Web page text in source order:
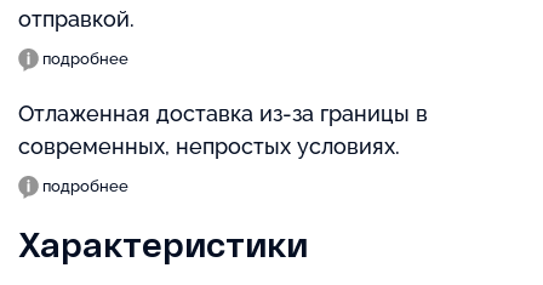
отправкой.
подробнее
Отлаженная доставка из-за границы в
современных, непростых условиях.
подробнее
Характеристики